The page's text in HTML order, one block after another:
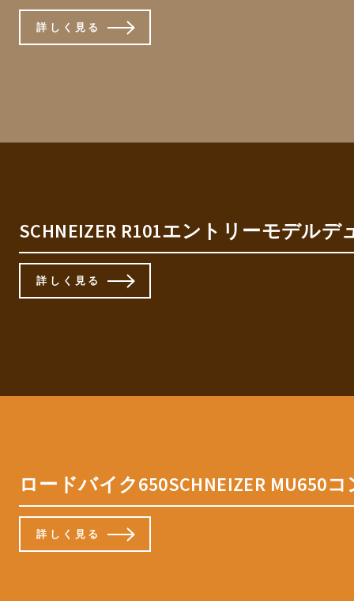
詳しく見る
SCHNEIZER R101エントリーモデル
詳しく見る
ロードバイク650SCHNEIZER
詳しく見る